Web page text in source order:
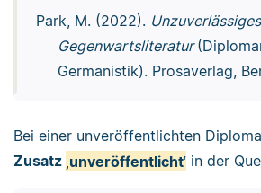
Park, M. (2022).
Gegenwartsliteratur
Germanistik). Prosaverlag,
Bei einer unveröffentlichten
Zusatz ‚unveröffentlicht‘ in der